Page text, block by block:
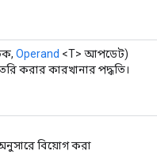
Operand <T> আপডেট)
করার কারখানার পদ্ধতি।
বিয়োগ করা